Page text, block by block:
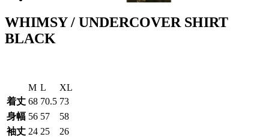
WHIMSY / UNDERCOVER SHIRT
BLACK
M L
XL
着丈 68 70.5 73
身幅 56 57
58
袖丈 24 25
26